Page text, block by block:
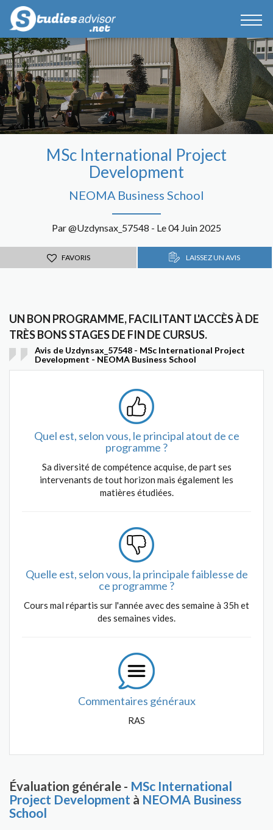
MSc International Project
Development
NEOMA Business School
Par @Uzdynsax_57548 - Le 04 Juin 2025
FAVORIS LAISSEZ UN AVIS
UN BON PROGRAMME, FACILITANT L'ACCÈS À DE
TRÈS BONS STAGES DE FIN DE CURSUS.
Avis de Uzdynsax_57548 - MSc International Project
Development - NEOMA Business School
Quel est, selon vous, le principal atout de ce
programme ?
Sa diversité de compétence acquise, de part ses
intervenants de tout horizon mais également les
matières étudiées.
Quelle est, selon vous, la principale faiblesse de
ce programme ?
Cours mal répartis sur l'année avec des semaine à 35h et
des semaines vides.
Commentaires généraux
RAS
Évaluation générale - MSc International
Project Development à NEOMA Business
School